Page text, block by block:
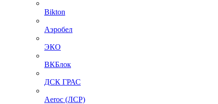
Bikton
Аэробел
ЭКО
ВКБлок
ДСК ГРАС
Aeroc (ЛСР)